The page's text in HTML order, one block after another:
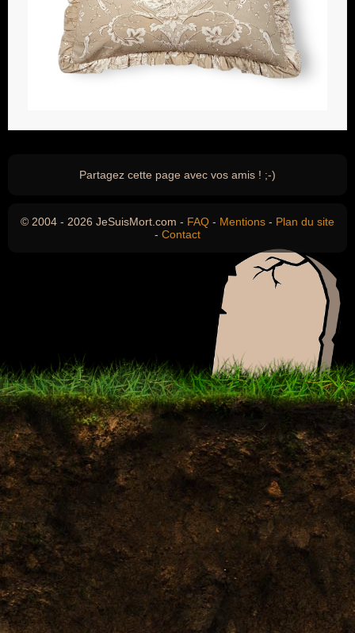
Partagez cette page avec vos amis ! ;-)
© 2004 - 2026 JeSuisMort.com - FAQ - Mentions - Plan du site
- Contact